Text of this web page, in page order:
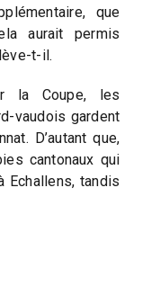
que
aurait permis
t-il.
la Coupe, les
vaudois gardent
D’autant que,
cantonaux qui
Echallens, tandis